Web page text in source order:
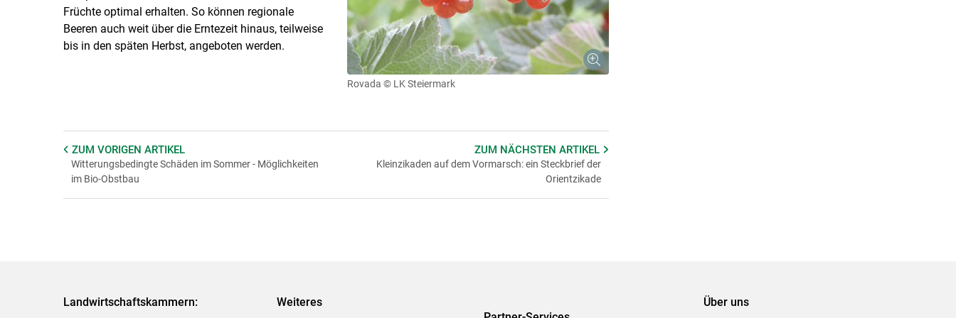
Rovada © LK Steiermark
Früchte optimal erhalten. So können regionale
Beeren auch weit über die Erntezeit hinaus, teilweise
bis in den späten Herbst, angeboten werden.
ZUM VORIGEN ARTIKEL
Witterungsbedingte Schäden im Sommer - Möglichkeiten
im Bio-Obstbau
ZUM NÄCHSTENARTIKEL
Kleinzikaden auf dem Vormarsch: ein Steckbrief der
Orientzikade
Landwirtschaftskammern:
Weiteres
Über uns